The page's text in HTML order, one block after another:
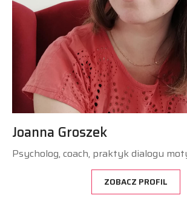
Joanna Groszek
Psycholog, coach, praktyk dialogu
ZOBACZ PROFIL